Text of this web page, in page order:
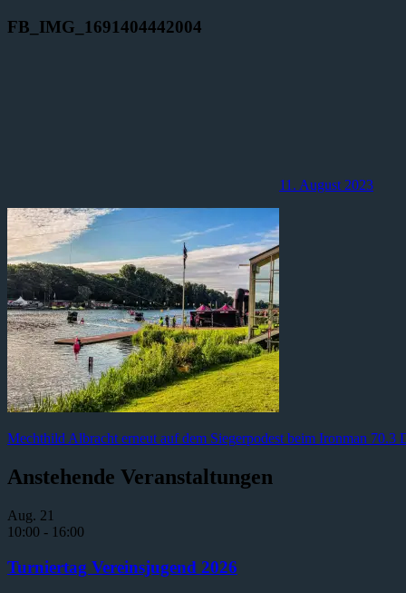
FB_IMG_1691404442004
11. August 2023
Mechthild Albracht erneut auf dem Siegerpodest beim Ironman 70.3
Anstehende Veranstaltungen
Aug. 21
10:00 - 16:00
Turniertag Vereinsjugend 2026